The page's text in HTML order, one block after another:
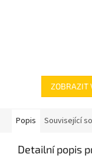
ZOBRAZIT
Popis Související
Detailní popis